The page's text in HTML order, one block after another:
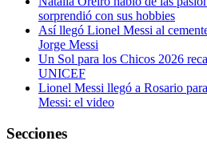
sorprendió con sus hobbies
Así llegó Lionel Messi al
Jorge Messi
Un Sol para los Chicos 2026
UNICEF
Lionel Messi llegó a Rosario
Messi: el video
Secciones